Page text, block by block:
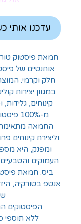
עדכנו אותי
חמאת פיסטוק
אותנטיים של
חלק וקרמי.
במגוון יצירות
קינוחים, גלידות,
מ-100%
החמאה מתאימה
וליצירת קינוחים
ומפנק, היא
העמוקים
אנטפ בטורקיה,
הפיסטוקים
ללא תוספי